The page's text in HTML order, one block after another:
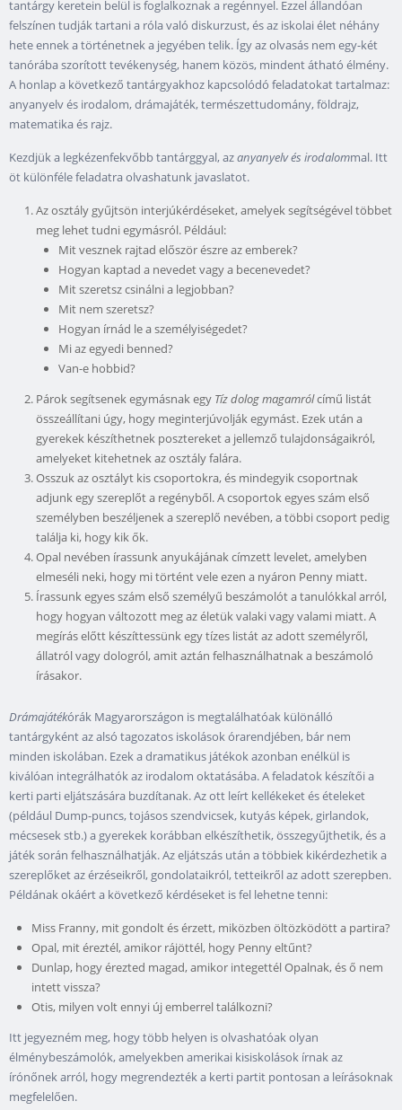
tantárgy keretein belül is foglalkoznak a regénnyel. Ezzel állandóan
felszínen tudják tartani a róla való diskurzust, és az iskolai élet néhány
hete ennek a történetnek a jegyében telik. Így az olvasás nem egy-két
tanórába szorított tevékenység, hanem közös, mindent átható élmény.
A honlap a következő tantárgyakhoz kapcsolódó feladatokat tartalmaz:
anyanyelv és irodalom, drámajáték, természettudomány, földrajz,
matematika és rajz.
Kezdjük a legkézenfekvőbb tantárggyal, azanyanyelv és irodalommal. Itt
öt különféle feladatra olvashatunk javaslatot.
Az osztály gyűjtsön interjúkérdéseket, amelyek segítségével többet
meg lehet tudni egymásról. Például:
Mit vesznek rajtad először észre az emberek?
Hogyan kaptad a nevedet vagy a becenevedet?
Mit szeretsz csinálni a legjobban?
Mit nem szeretsz?
Hogyan írnád le a személyiségedet?
Mi az egyedi benned?
Van-e hobbid?
Párok segítsenek egymásnak egy Tíz dolog magamrólcímű listát
összeállítani úgy, hogy meginterjúvolják egymást. Ezek után a
gyerekek készíthetnek posztereket a jellemző tulajdonságaikról,
amelyeket kitehetnek az osztály falára.
Osszuk az osztályt kis csoportokra, és mindegyik csoportnak
adjunk egy szereplőt a regényből. A csoportok egyes szám első
személyben beszéljenek a szereplő nevében, a többi csoport pedig
találja ki, hogy kik ők.
Opal nevében írassunk anyukájának címzett levelet, amelyben
elmeséli neki, hogy mi történt vele ezen a nyáron Penny miatt.
Írassunk egyes szám első személyű beszámolót a tanulókkal arról,
hogy hogyan változott meg az életük valaki vagy valami miatt. A
megírás előtt készíttessünk egy tízes listát az adott személyről,
állatról vagy dologról, amit aztán felhasználhatnak a beszámoló
írásakor.
Drámajátékórák Magyarországon is megtalálhatóak különálló
tantárgyként az alsó tagozatos iskolások órarendjében, bár nem
minden iskolában. Ezek a dramatikus játékok azonban enélkül is
kiválóan integrálhatók az irodalom oktatásába. A feladatok készítői a
kerti parti eljátszására buzdítanak. Az ott leírt kellékeket és ételeket
(például Dump-puncs, tojásos szendvicsek, kutyás képek, girlandok,
mécsesek stb.) a gyerekek korábban elkészíthetik, összegyűjthetik, és a
játék során felhasználhatják. Az eljátszás után a többiek kikérdezhetik a
szereplőket az érzéseikről, gondolataikról, tetteikről az adott szerepben.
Példának okáért a következő kérdéseket is fel lehetne tenni:
Miss Franny, mit gondolt és érzett, miközben öltözködött a partira?
Opal, mit éreztél, amikor rájöttél, hogy Penny eltűnt?
Dunlap, hogy érezted magad, amikor integettél Opalnak, és ő nem
intett vissza?
Otis, milyen volt ennyi új emberrel találkozni?
Itt jegyezném meg, hogy több helyen is olvashatóak olyan
élménybeszámolók, amelyekben amerikai kisiskolások írnak az
írónőnek arról, hogy megrendezték a kerti partit pontosan a leírásoknak
megfelelően.